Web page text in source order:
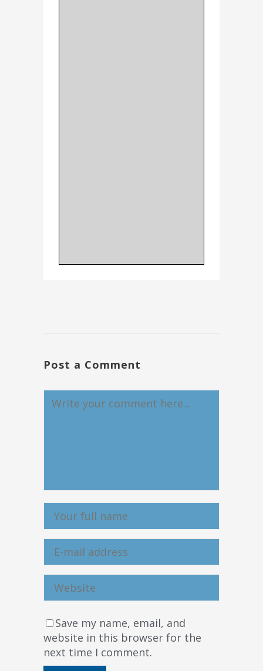
Post a Comment
Save my name, email, and
website in this browser for the
next time I comment.